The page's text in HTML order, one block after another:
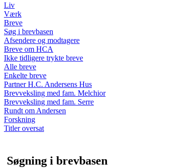
Liv
Værk
Breve
Søg i brevbasen
Afsendere og modtagere
Breve om HCA
Ikke tidligere trykte breve
Alle breve
Enkelte breve
Partner H.C. Andersens Hus
Brevveksling med fam. Melchior
Brevveksling med fam. Serre
Rundt om Andersen
Forskning
Titler oversat
Søgning i brevbasen